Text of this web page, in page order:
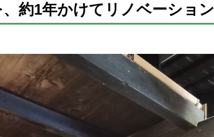
約1年かけてリノベーション